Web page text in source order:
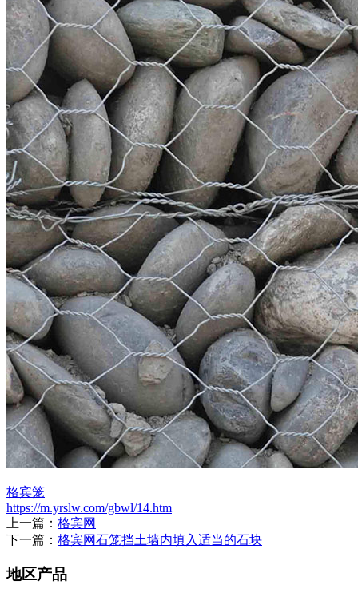
格宾笼
https://m.yrslw.com/gbwl/14.htm
上一篇： 格宾网
下一篇： 格宾网石笼挡土墙内填入适当的石块
地区产品